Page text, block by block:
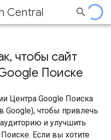
Central
чтобы сайт
Поиске
Центра Google Поиска
Google), чтобы привлечь
и улучшить
Если вы хотите